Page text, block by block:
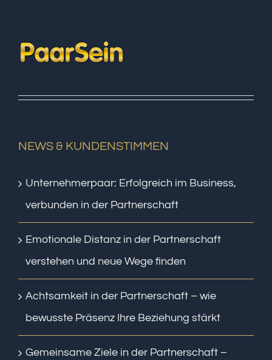
NEWS & KUNDENSTIMMEN
Unternehmerpaar: Erfolgreich im Business,
verbunden in der Partnerschaft
Emotionale Distanz in der Partnerschaft
verstehen und neue Wege finden
Achtsamkeit in der Partnerschaft – wie
bewusste Präsenz Ihre Beziehung stärkt
Gemeinsame Ziele in der Partnerschaft –